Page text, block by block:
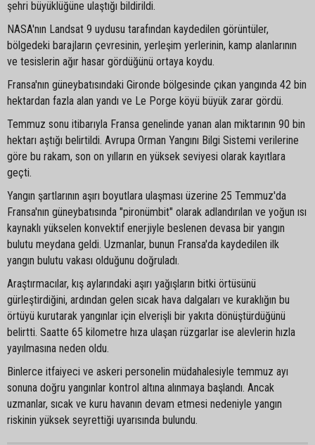
şehri büyüklüğüne ulaştığı bildirildi.
NASA'nın Landsat 9 uydusu tarafından kaydedilen görüntüler,
bölgedeki barajların çevresinin, yerleşim yerlerinin, kamp alanlarının
ve tesislerin ağır hasar gördüğünü ortaya koydu.
Fransa'nın güneybatısındaki Gironde bölgesinde çıkan yangında 42 bin
hektardan fazla alan yandı ve Le Porge köyü büyük zarar gördü.
Temmuz sonu itibarıyla Fransa genelinde yanan alan miktarının 90 bin
hektarı aştığı belirtildi. Avrupa Orman Yangını Bilgi Sistemi verilerine
göre bu rakam, son on yılların en yüksek seviyesi olarak kayıtlara
geçti.
Yangın şartlarının aşırı boyutlara ulaşması üzerine 25 Temmuz'da
Fransa'nın güneybatısında "pironümbit" olarak adlandırılan ve yoğun ısı
kaynaklı yükselen konvektif enerjiyle beslenen devasa bir yangın
bulutu meydana geldi. Uzmanlar, bunun Fransa'da kaydedilen ilk
yangın bulutu vakası olduğunu doğruladı.
Araştırmacılar, kış aylarındaki aşırı yağışların bitki örtüsünü
gürleştirdiğini, ardından gelen sıcak hava dalgaları ve kuraklığın bu
örtüyü kurutarak yangınlar için elverişli bir yakıta dönüştürdüğünü
belirtti. Saatte 65 kilometre hıza ulaşan rüzgarlar ise alevlerin hızla
yayılmasına neden oldu.
Binlerce itfaiyeci ve askeri personelin müdahalesiyle temmuz ayı
sonuna doğru yangınlar kontrol altına alınmaya başlandı. Ancak
uzmanlar, sıcak ve kuru havanın devam etmesi nedeniyle yangın
riskinin yüksek seyrettiği uyarısında bulundu.